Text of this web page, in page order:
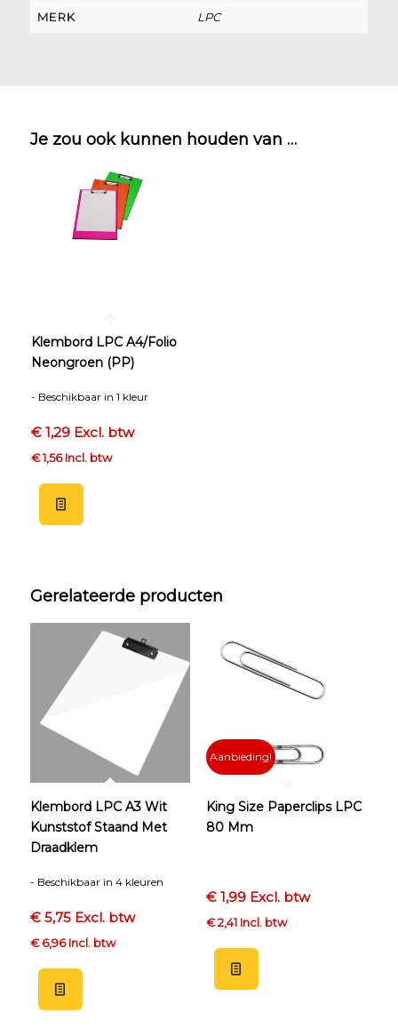
MERK LPC
Je zou ook kunnen houden van …
Klembord LPC A4/Folio
Neongroen (PP)
- Beschikbaar in 1 kleur
€ 1,29 Excl. btw
€ 1,56 Incl. btw
Gerelateerde producten
Klembord LPC A3 Wit
Kunststof Staand Met
Draadklem
- Beschikbaar in 4 kleuren
€ 5,75 Excl. btw
€ 6,96 Incl. btw
King Size Paperclips LPC
80 Mm
€ 1,99 Excl. btw
€ 2,41 Incl. btw
Aanbieding!